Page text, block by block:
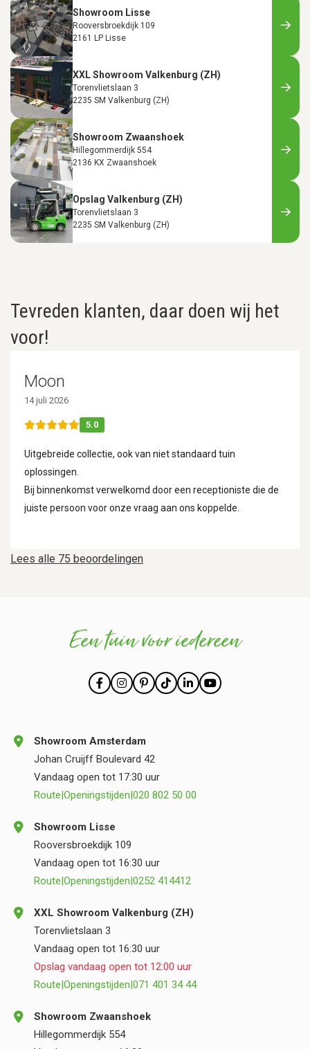
Showroom Lisse
Rooversbroekdijk 109
2161 LP Lisse
XXL Showroom Valkenburg (ZH)
Torenvlietslaan 3
2235 SM Valkenburg (ZH)
Showroom Zwaanshoek
Hillegommerdijk 554
2136 KX Zwaanshoek
Opslag Valkenburg (ZH)
Torenvlietslaan 3
2235 SM Valkenburg (ZH)
Tevreden klanten, daar doen wij het
voor!
Lees alle 75 beoordelingen
Moon
14 juli 2026
5.0
Uitgebreide collectie, ook van niet standaard tuin
oplossingen.
Bij binnenkomst verwelkomd door een receptioniste die de
juiste persoon voor onze vraag aan ons koppelde.
Een tuin voor iedereen
Showroom Amsterdam
Johan Cruijff Boulevard 42
Vandaag open tot 17:30 uur
Route|Openingstijden|020 802 50 00
Showroom Lisse
Rooversbroekdijk 109
Vandaag open tot 16:30 uur
Route|Openingstijden|0252 414412
XXL Showroom Valkenburg (ZH)
Torenvlietslaan 3
Vandaag open tot 16:30 uur
Opslag vandaag open tot 12:00 uur
Route|Openingstijden|071 401 34 44
Showroom Zwaanshoek
Hillegommerdijk 554